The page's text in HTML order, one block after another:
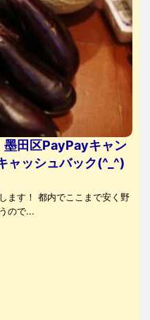
墨田区PayPayキャン
ャッシュバック(^_^)
ます！ 都内でここまで安く野
ので...